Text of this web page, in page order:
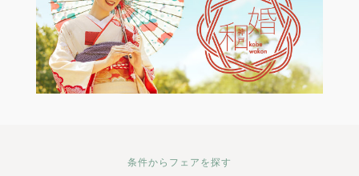
条件からフェアを探す